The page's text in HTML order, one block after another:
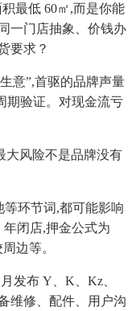
最低 60㎡,而是你能
一门店抽象、价钱办
要求？
意”,首驱的品牌声量
期验证。对现金流亏
大风险不是品牌没有
环节词,都可能影响
闭店,押金公式为
边等。
发布 Y、K、Kz、
维修、配件、用户沟